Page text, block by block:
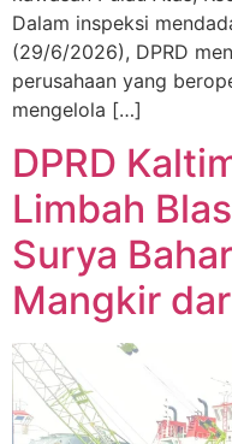
Dalam inspeksi
(29/6/2026), DPRD
perusahaan yang
mengelola […]
DPRD
Limbah
Surya
Mangkir